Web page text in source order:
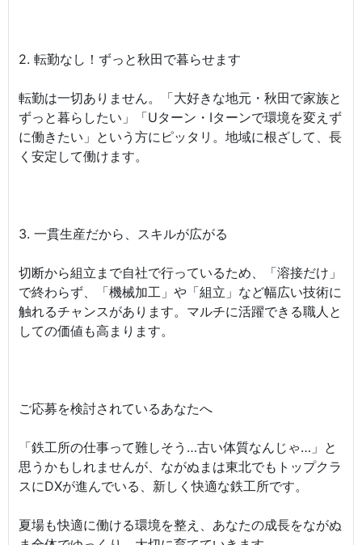
2. 転勤なし！ずっと秋田で暮らせます
転勤は一切ありません。「大好きな地元・秋田で家族と
ずっと暮らしたい」「Uターン・Iターンで環境を変えず
に働きたい」という方にピッタリ。地域に根ざして、長
く安定して働けます。
3. 一貫生産だから、スキルが広がる
切断から組立まで自社で行っているため、「溶接だけ」
で終わらず、「機械加工」や「組立」など幅広い技術に
触れるチャンスがあります。マルチに活躍できる職人と
しての価値も高まります。
ご応募を検討されているあなたへ
「鉄工所の仕事って難しそう…古い体質なんじゃ…」と
思うかもしれませんが、ながぬまは東北でもトップクラ
スにDXが進んでいる、新しく快適な鉄工所です。
夏場も快適に働ける環境を整え、あなたの成長をながぬ